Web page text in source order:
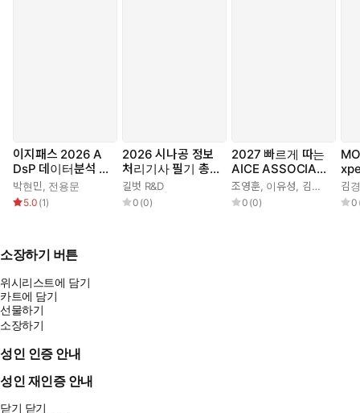
- 풍부한 SQL 쿼리로 충분히 이해할 수 있도록 구성
다양한 SQL 예제로 무작정 외우는 공부가 아닌 이해하는 공부가
될 수 있도록 구성했습니다.
변형 문제 2회분, 앱에 수록된 기출문제 등 최신 트렌드를 반영하
여 실전 대비 학습에 부족함이 없도록 구성했습니다.
- 유튜브 무료 강의(핵심요약, SQL 실습, 기출문제풀이) 제공
SQLD 핵심 개념을 총정리 할 수 있는 ‘핵심요약 강의’와 ‘SQL 실
습 강의’, ‘기출문제풀이’ 강의를 제공합니다. 도서, 앱과 함께 입체
- 온라인 스터디 및 Q&A 커뮤니티 운영
이지패스 2026 A
DsP 데이터분석 준
전문가 (수험서 앱
제공)
박현민, 전용문
5.0 (1)
2026 시나공 정보
처리기사 필기 총정
리
길벗 R&D
0 (0)
2027 빠르게 따는
AICE ASSOCIAT
E(자동 채점 서비스
& 소스코드 파일 제
조영훈, 이유성, 김이사(내일설계연구소)
0 (0)
김
0
소장하기 버튼
위시리스트에 담기
카트에 담기
선물하기
소장하기
성인 인증 안내
성인 재인증 안내
닫기 닫기